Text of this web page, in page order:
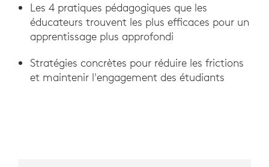
Les 4 pratiques pédagogiques que les
éducateurs trouvent les plus efficaces pour un
apprentissage plus approfondi
Stratégies concrètes pour réduire les frictions
et maintenir l'engagement des étudiants